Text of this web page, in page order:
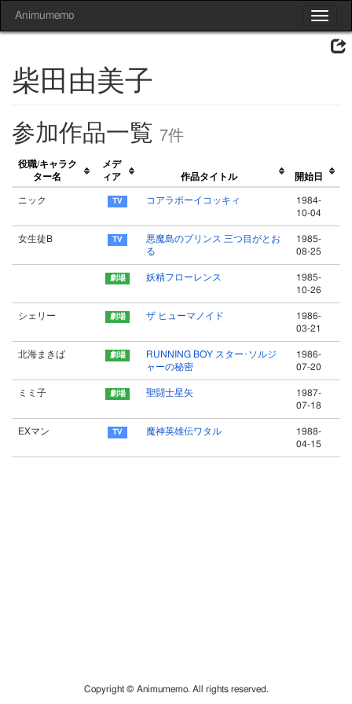
Toggle
Animumemo
柴田由美子
参加作品一覧 7件
役職/キャラク
ター名
メデ
ィア
作品タイトル 開始日
ニック コアラボーイコッキィ
1984-
10-04
女生徒B
悪魔島のプリンス 三つ目がとお
る
1985-
08-25
妖精フローレンス
1985-
10-26
シェリー ザ ヒューマノイド
1986-
03-21
北海まきば
RUNNING BOY スター･ソルジ
ャーの秘密
1986-
07-20
ミミ子 聖闘士星矢
1987-
07-18
EXマン 魔神英雄伝ワタル
1988-
04-15
Copyright © Animumemo. All rights reserved.